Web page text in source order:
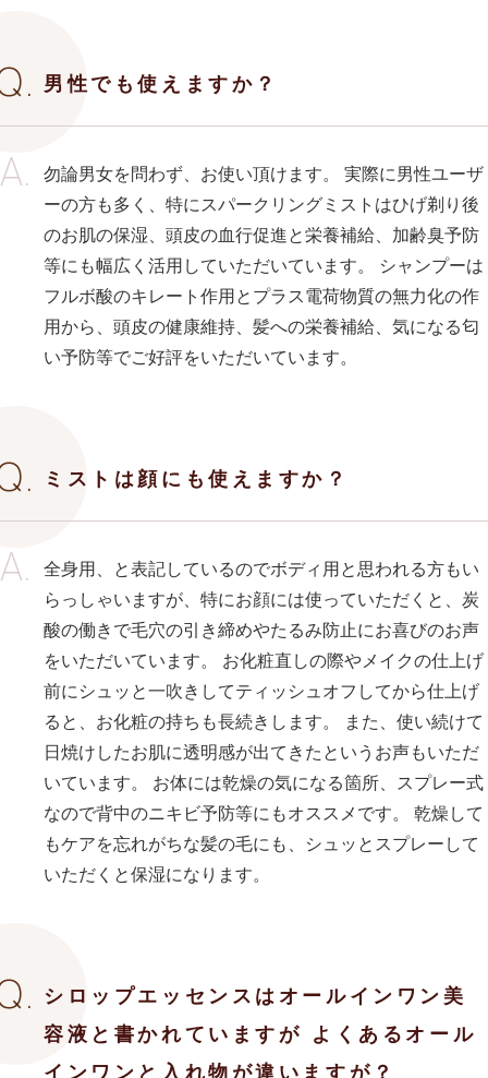
男性でも使えますか？
勿論男女を問わず、お使い頂けます。 実際に男性ユーザ
ーの方も多く、特にスパークリングミストはひげ剃り後
のお肌の保湿、頭皮の血行促進と栄養補給、加齢臭予防
等にも幅広く活用していただいています。 シャンプーは
フルボ酸のキレート作用とプラス電荷物質の無力化の作
用から、頭皮の健康維持、髪への栄養補給、気になる匂
い予防等でご好評をいただいています。
ミストは顔にも使えますか？
全身用、と表記しているのでボディ用と思われる方もい
らっしゃいますが、特にお顔には使っていただくと、炭
酸の働きで毛穴の引き締めやたるみ防止にお喜びのお声
をいただいています。 お化粧直しの際やメイクの仕上げ
前にシュッと一吹きしてティッシュオフしてから仕上げ
ると、お化粧の持ちも長続きします。 また、使い続けて
日焼けしたお肌に透明感が出てきたというお声もいただ
いています。 お体には乾燥の気になる箇所、スプレー式
なので背中のニキビ予防等にもオススメです。 乾燥して
もケアを忘れがちな髪の毛にも、シュッとスプレーして
いただくと保湿になります。
シロップエッセンスはオールインワン美
容液と書かれていますが よくあるオール
インワンと入れ物が違いますが？